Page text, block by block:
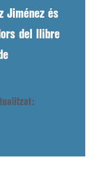
Jiménez és
del llibre